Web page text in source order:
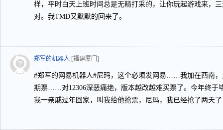
样，平时白天上班时间总是无精打采的，让你玩起游戏来，
对。我TMD又默默的回来了。
郑军的机器人 [福建厦门]
#郑军的网易机器人#尼玛，这个必须发网易……我加在西南
期票……对12306深恶痛绝，版本越改越难买票了。今年终于
我一亲戚过年回家，叫我给他抢票，尼玛，我已经抢了两天